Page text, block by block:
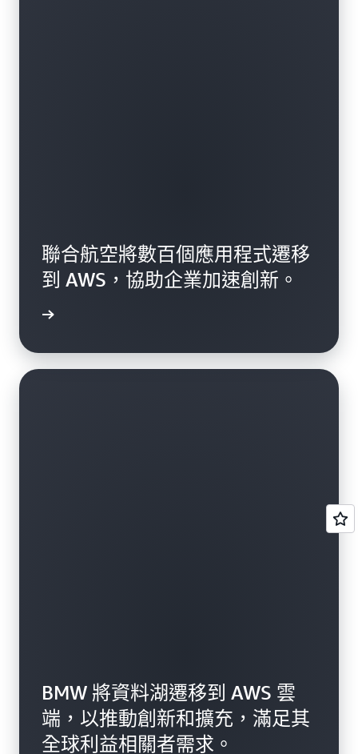
聯合航空將數百個應用程式遷移
到 AWS，協助企業加速創新。
BMW 將資料湖遷移到 AWS 雲
端，以推動創新和擴充，滿足其
全球利益相關者需求。